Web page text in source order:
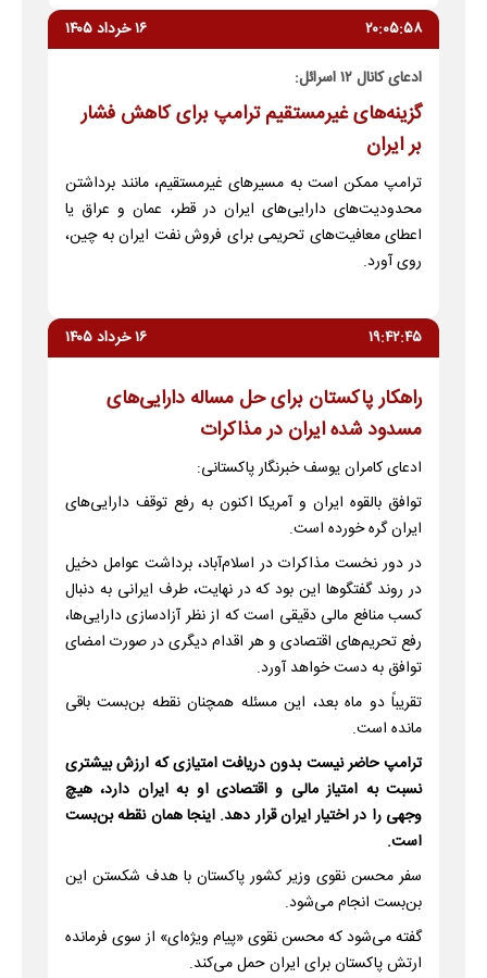
۲۰:۰۵:۵۸ ۱۶ خرداد ۱۴۰۵
ادعای کانال ۱۲ اسرائل:
گزینه‌های غیرمستقیم ترامپ برای کاهش فشار
بر ایران
ترامپ ممکن است به مسیر‌های غیرمستقیم، مانند برداشتن
محدودیت‌های دارایی‌های ایران در قطر، عمان و عراق یا
اعطای معافیت‌های تحریمی برای فروش نفت ایران به چین،
روی آورد.
۱۹:۴۲:۴۵ ۱۶ خرداد ۱۴۰۵
راهکار پاکستان برای حل مساله دارایی‌های
مسدود شده ایران در مذاکرات
ادعای کامران یوسف خبرنگار پاکستانی:
توافق بالقوه ایران و آمریکا اکنون به رفع توقف دارایی‌های
ایران گره خورده است.
در دور نخست مذاکرات در اسلام‌آباد، برداشت عوامل دخیل
در روند گفتگوها این بود که در نهایت، طرف ایرانی به دنبال
کسب منافع مالی دقیقی است که از نظر آزادسازی دارایی‌ها،
رفع تحریم‌های اقتصادی و هر اقدام دیگری در صورت امضای
توافق به دست خواهد آورد.
تقریباً دو ماه بعد، این مسئله همچنان نقطه بن‌بست باقی
مانده است.
ترامپ حاضر نیست بدون دریافت امتیازی که ارزش بیشتری
نسبت به امتیاز مالی و اقتصادی او به ایران دارد، هیچ
وجهی را در اختیار ایران قرار دهد. اینجا همان نقطه بن‌بست
است.
سفر محسن نقوی وزیر کشور پاکستان با هدف شکستن این
بن‌بست انجام می‌شود.
گفته می‌شود که محسن نقوی «پیام ویژه‌ای» از سوی فرمانده
ارتش پاکستان برای ایران حمل می‌کند.